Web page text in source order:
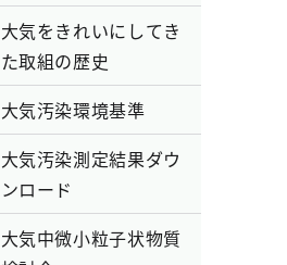
大気をきれいにしてき
た取組の歴史
大気汚染環境基準
大気汚染測定結果ダウ
ンロード
大気中微小粒子状物質